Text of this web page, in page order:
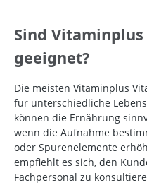
Sind
geeignet?
Die meisten Vitaminplus
für unterschiedliche
können die Ernährung
wenn die Aufnahme
oder Spurenelemente
empfiehlt es sich, den
Fachpersonal zu